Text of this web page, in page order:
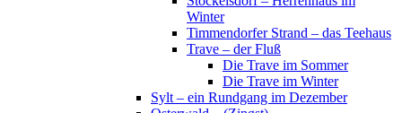
Winter
Timmendorfer Strand – das Teehaus
Trave – der Fluß
Die Trave im Sommer
Die Trave im Winter
Sylt – ein Rundgang im Dezember